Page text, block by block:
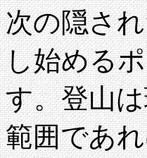
次の隠さ
し始める
す。登山
範囲であ